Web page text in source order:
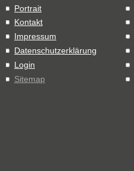
Portrait
Kontakt
Impressum
Datenschutzerklärung
Login
Sitemap